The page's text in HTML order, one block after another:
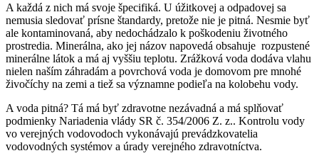
A každá z nich má svoje špecifiká. U úžitkovej a odpadovej sa
nemusia sledovať prísne štandardy, pretože nie je pitná. Nesmie byť
ale kontaminovaná, aby nedochádzalo k poškodeniu životného
prostredia. Minerálna, ako jej názov napovedá obsahuje rozpustené
minerálne látok a má aj vyššiu teplotu. Zrážková voda dodáva vlahu
nielen naším záhradám a povrchová voda je domovom pre mnohé
živočíchy na zemi a tiež sa významne podieľa na kolobehu vody.
A voda pitná? Tá má byť zdravotne nezávadná a má splňovať
podmienky Nariadenia vlády SR č. 354/2006 Z. z.. Kontrolu vody
vo verejných vodovodoch vykonávajú prevádzkovatelia
vodovodných systémov a úrady verejného zdravotníctva.